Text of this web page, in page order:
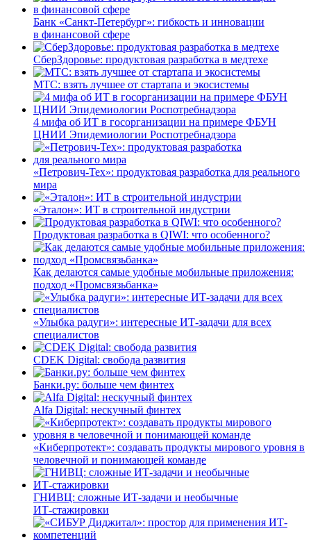
Банк «Санкт-Петербург»: гибкость и инновации
в финансовой сфере
СберЗдоровье: продуктовая разработка в медтехе
МТС: взять лучшее от стартапа и экосистемы
4 мифа об ИТ в госорганизации на примере ФБУН
ЦНИИ Эпидемиологии Роспотребнадзора
«Петрович-Тех»: продуктовая разработка для реального
мира
«Эталон»: ИТ в строительной индустрии
Продуктовая разработка в QIWI: что особенного?
Как делаются самые удобные мобильные приложения:
подход «Промсвязьбанка»
«Улыбка радуги»: интересные ИТ-задачи для всех
специалистов
CDEK Digital: свобода развития
Банки.ру: больше чем финтех
Alfa Digital: нескучный финтех
«Киберпротект»: создавать продукты мирового уровня в
человечной и понимающей команде
ГНИВЦ: сложные ИТ‑задачи и необычные
ИТ‑стажировки